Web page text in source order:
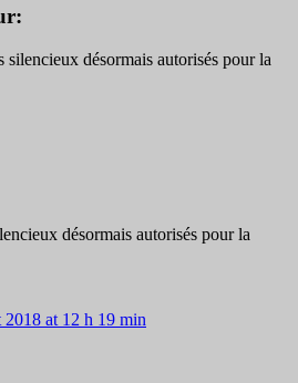
désormais autorisés pour la
désormais autorisés pour la
2018 at 12 h 19 min